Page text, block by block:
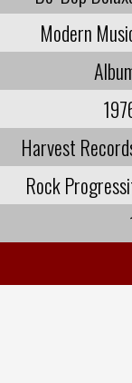
Modern
Harvest
Rock